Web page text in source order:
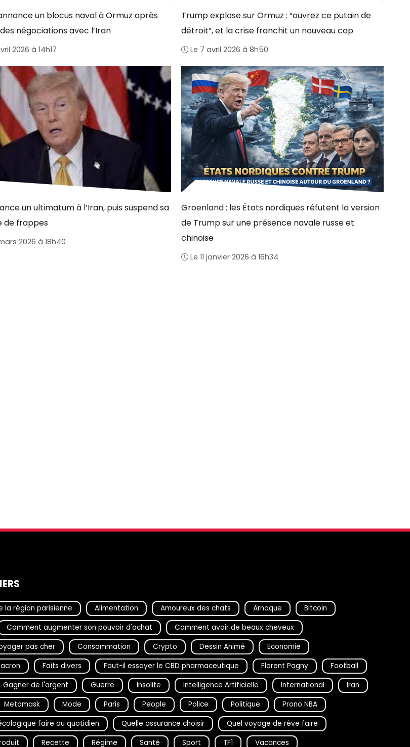
un blocus naval à Ormuz après
négociations avec l’Iran
2026 à 14h17
Trump explose sur Ormuz : “ouvrez ce putain de
détroit”, et la crise franchit un nouveau cap
Le 7 avril 2026 à 8h50
un ultimatum à l’Iran, puis suspend sa
de frappes
2026 à 18h40
Groenland : les États nordiques réfutent la version
de Trump sur une présence navale russe et
chinoise
Le 11 janvier 2026 à 16h34
la région parisienne Alimentation Amoureux des chats Arnaque
Bitcoin
Comment augmenter son pouvoir d'achat
Comment avoir de beaux cheveux
pas cher
Consommation Crypto Dessin Animé
Economie
Faits divers Faut-il essayer le CBD pharmaceutique Florent Pagny
Football
Gagner de l'argent Guerre Insolite Intelligence Artificielle International
Iran
Metamask Mode Paris People Police Politique
Prono NBA
faire au quotidien
Quelle assurance choisir
Quel voyage de rêve faire
Recette Régime Santé Sport TF1 Vacances